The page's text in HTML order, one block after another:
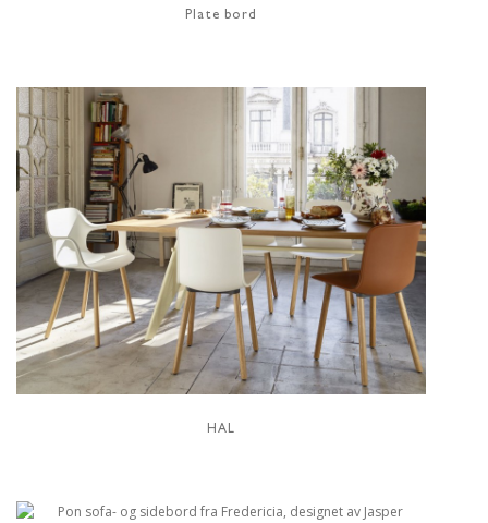
Plate bord
HAL